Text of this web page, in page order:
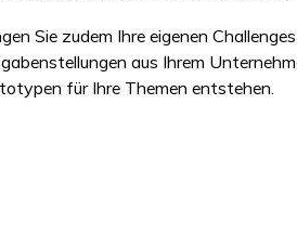
Sie zudem Ihre eigenen
aus Ihrem
für Ihre Themen entstehen.